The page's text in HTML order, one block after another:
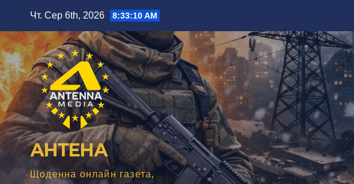
вмісту
Чт. Сер 6th, 2026 8:33:11 AM
АНТЕНА
Щоденна онлайн газета,